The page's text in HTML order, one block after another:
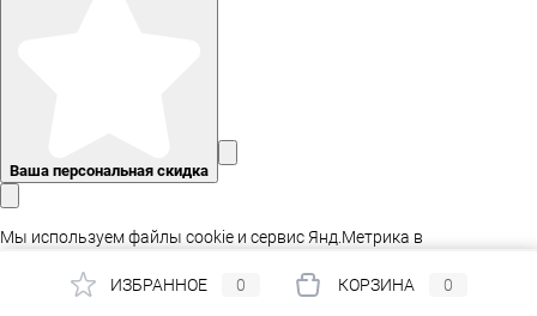
ИЗБРАННОЕ 0 КОРЗИНА 0
Ваша персональная скидка
Мы используем файлы cookie и сервис Янд.Метрика в